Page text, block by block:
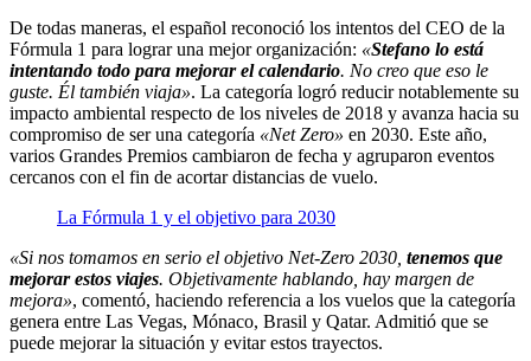
De todas maneras, el español reconoció los intentos del CEO de la
Fórmula 1 para lograr una mejor organización: «Stefano lo está
intentando todo para mejorar el calendario. No creo que eso le
guste. Él también viaja». La categoría logró reducir notablemente su
impacto ambiental respecto de los niveles de 2018 y avanza hacia su
compromiso de ser una categoría «Net Zero» en 2030. Este año,
varios Grandes Premios cambiaron de fecha y agruparon eventos
cercanos con el fin de acortar distancias de vuelo.
La Fórmula 1 y el objetivo para 2030
«Si nos tomamos en serio el objetivo Net-Zero 2030, tenemos que
mejorar estos viajes. Objetivamente hablando, hay margen de
mejora», comentó, haciendo referencia a los vuelos que la categoría
genera entre Las Vegas, Mónaco, Brasil y Qatar. Admitió que se
puede mejorar la situación y evitar estos trayectos.